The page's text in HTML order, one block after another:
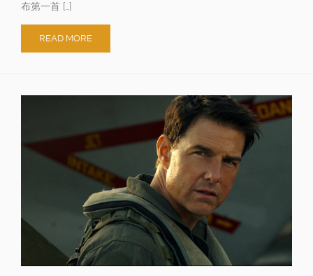
布第一首 […]
READ MORE